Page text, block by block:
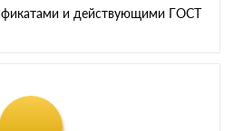
и действующими ГОСТ